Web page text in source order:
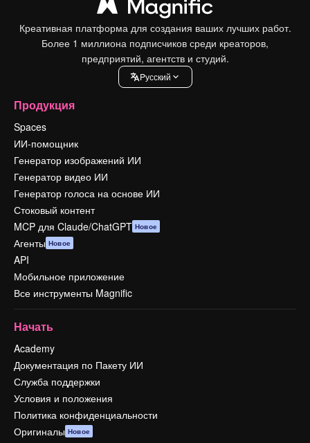
Креативная платформа для создания ваших лучших работ.
Более 1 миллиона подписчиков среди креаторов,
предприятий, агентств и студий.
Pусский
Продукция
Spaces
ИИ-помощник
Генератор изображений ИИ
Генератор видео ИИ
Генератор голоса на основе ИИ
Стоковый контент
MCP для Claude/ChatGPT Новое
Агенты Новое
API
Мобильное приложение
Все инструменты Magnific
Начать
Academy
Документация по Пакету ИИ
Служба поддержки
Условия и положения
Политика конфиденциальности
Оригиналы Новое